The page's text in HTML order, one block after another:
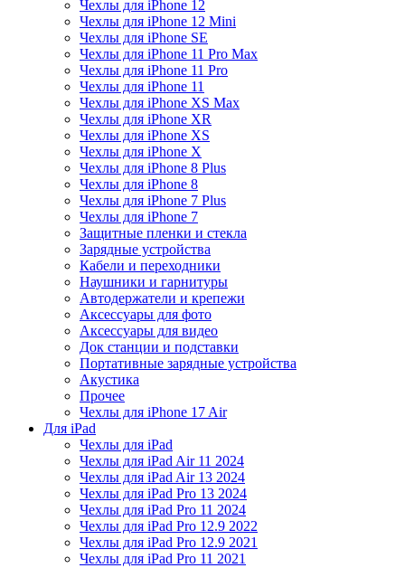
Чехлы для iPhone 12
Чехлы для iPhone 12 Mini
Чехлы для iPhone SE
Чехлы для iPhone 11 Pro Max
Чехлы для iPhone 11 Pro
Чехлы для iPhone 11
Чехлы для iPhone XS Max
Чехлы для iPhone XR
Чехлы для iPhone XS
Чехлы для iPhone X
Чехлы для iPhone 8 Plus
Чехлы для iPhone 8
Чехлы для iPhone 7 Plus
Чехлы для iPhone 7
Защитные пленки и стекла
Зарядные устройства
Кабели и переходники
Наушники и гарнитуры
Автодержатели и крепежи
Аксессуары для фото
Аксессуары для видео
Док станции и подставки
Портативные зарядные устройства
Акустика
Прочее
Чехлы для iPhone 17 Air
Для iPad
Чехлы для iPad
Чехлы для iPad Air 11 2024
Чехлы для iPad Air 13 2024
Чехлы для iPad Pro 13 2024
Чехлы для iPad Pro 11 2024
Чехлы для iPad Pro 12.9 2022
Чехлы для iPad Pro 12.9 2021
Чехлы для iPad Pro 11 2021